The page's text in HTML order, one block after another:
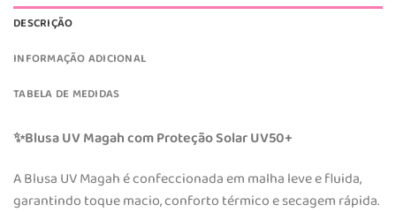
DESCRIÇÃO
INFORMAÇÃO ADICIONAL
TABELA DE MEDIDAS
✨Blusa UV Magah com Proteção Solar UV50+
A Blusa UV Magah é confeccionada em malha leve e fluida,
garantindo toque macio, conforto térmico e secagem rápida.